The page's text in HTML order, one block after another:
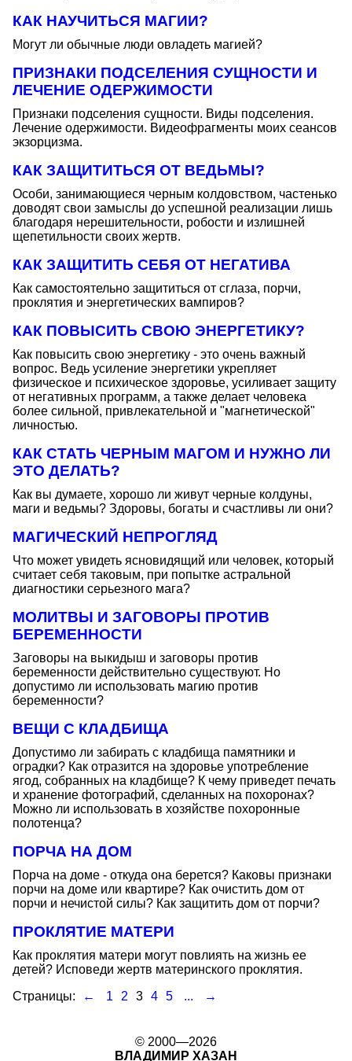
КАК НАУЧИТЬСЯ МАГИИ?
Могут ли обычные люди овладеть магией?
ПРИЗНАКИ ПОДСЕЛЕНИЯ СУЩНОСТИ И
ЛЕЧЕНИЕ ОДЕРЖИМОСТИ
Признаки подселения сущности. Виды подселения.
Лечение одержимости. Видеофрагменты моих сеансов
экзорцизма.
КАК ЗАЩИТИТЬСЯ ОТ ВЕДЬМЫ?
Особи, занимающиеся черным колдовством, частенько
доводят свои замыслы до успешной реализации лишь
благодаря нерешительности, робости и излишней
щепетильности своих жертв.
КАК ЗАЩИТИТЬ СЕБЯ ОТ НЕГАТИВА
Как самостоятельно защититься от сглаза, порчи,
проклятия и энергетических вампиров?
КАК ПОВЫСИТЬ СВОЮ ЭНЕРГЕТИКУ?
Как повысить свою энергетику - это очень важный
вопрос. Ведь усиление энергетики укрепляет
физическое и психическое здоровье, усиливает защиту
от негативных программ, а также делает человека
более сильной, привлекательной и "магнетической"
личностью.
КАК СТАТЬ ЧЕРНЫМ МАГОМ И НУЖНО ЛИ
ЭТО ДЕЛАТЬ?
Как вы думаете, хорошо ли живут черные колдуны,
маги и ведьмы? Здоровы, богаты и счастливы ли они?
МАГИЧЕСКИЙ НЕПРОГЛЯД
Что может увидеть ясновидящий или человек, который
считает себя таковым, при попытке астральной
диагностики серьезного мага?
МОЛИТВЫ И ЗАГОВОРЫ ПРОТИВ
БЕРЕМЕННОСТИ
Заговоры на выкидыш и заговоры против
беременности действительно существуют. Но
допустимо ли использовать магию против
беременности?
ВЕЩИ С КЛАДБИЩА
Допустимо ли забирать с кладбища памятники и
оградки? Как отразится на здоровье употребление
ягод, собранных на кладбище? К чему приведет печать
и хранение фотографий, сделанных на похоронах?
Можно ли использовать в хозяйстве похоронные
полотенца?
ПОРЧА НА ДОМ
Порча на доме - откуда она берется? Каковы признаки
порчи на доме или квартире? Как очистить дом от
порчи и нечистой силы? Как защитить дом от порчи?
ПРОКЛЯТИЕ МАТЕРИ
Как проклятия матери могут повлиять на жизнь ее
детей? Исповеди жертв материнского проклятия.
Страницы:
← 1 2 3 4 5 ... →
© 2000—2026
ВЛАДИМИР ХАЗАН